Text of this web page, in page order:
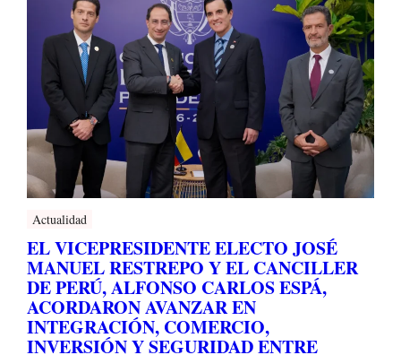
Actualidad
EL VICEPRESIDENTE ELECTO JOSÉ
MANUEL RESTREPO Y EL CANCILLER
DE PERÚ, ALFONSO CARLOS ESPÁ,
ACORDARON AVANZAR EN
INTEGRACIÓN, COMERCIO,
INVERSIÓN Y SEGURIDAD ENTRE